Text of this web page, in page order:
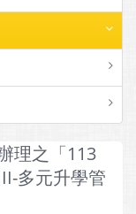
理之「113
多元升學管